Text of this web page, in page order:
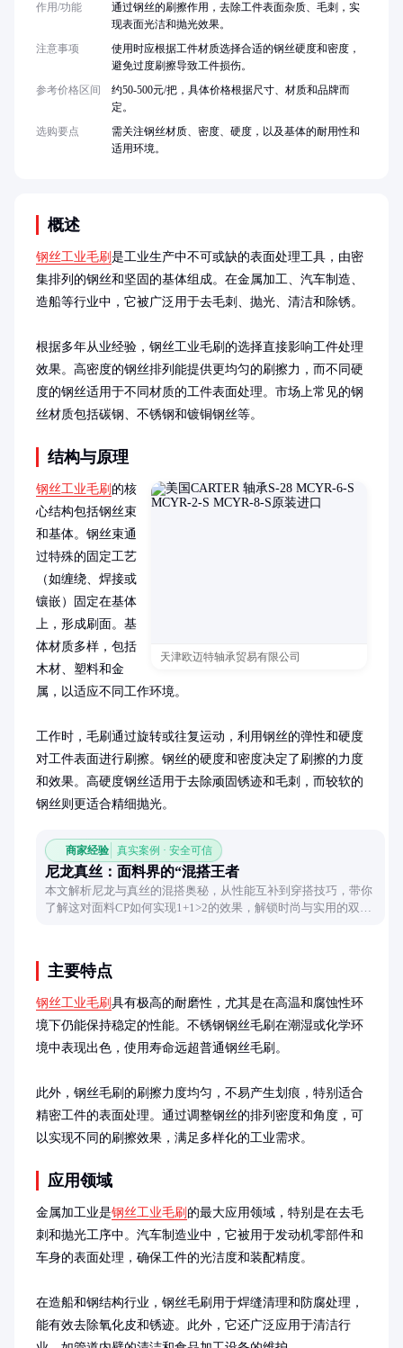
概述
钢丝工业毛刷 是工业生产中不可或缺的表面处理工具，由密
集排列的钢丝和坚固的基体组成。在金属加工、汽车制造、
造船等行业中，它被广泛用于去毛刺、抛光、清洁和除锈。
根据多年从业经验，钢丝工业毛刷的选择直接影响工件处理
效果。高密度的钢丝排列能提供更均匀的刷擦力，而不同硬
度的钢丝适用于不同材质的工件表面处理。市场上常见的钢
丝材质包括碳钢、不锈钢和镀铜钢丝等。
结构与原理
天津欧迈特轴承贸易有限公司
钢丝工业毛刷 的核
心结构包括钢丝束
和基体。钢丝束通
过特殊的固定工艺
（如缠绕、焊接或
镶嵌）固定在基体
上，形成刷面。基
体材质多样，包括
木材、塑料和金
属，以适应不同工作环境。
工作时，毛刷通过旋转或往复运动，利用钢丝的弹性和硬度
对工件表面进行刷擦。钢丝的硬度和密度决定了刷擦的力度
和效果。高硬度钢丝适用于去除顽固锈迹和毛刺，而较软的
钢丝则更适合精细抛光。
商家经验 真实案例 · 安全可信
尼龙真丝：面料界的“混搭王者
本文解析尼龙与真丝的混搭奥秘，从性能互补到穿搭技巧，带你
了解这对面料CP如何实现1+1>2的效果，解锁时尚与实用的双重
主要特点
钢丝工业毛刷 具有极高的耐磨性，尤其是在高温和腐蚀性环
境下仍能保持稳定的性能。不锈钢钢丝毛刷在潮湿或化学环
境中表现出色，使用寿命远超普通钢丝毛刷。
此外，钢丝毛刷的刷擦力度均匀，不易产生划痕，特别适合
精密工件的表面处理。通过调整钢丝的排列密度和角度，可
以实现不同的刷擦效果，满足多样化的工业需求。
应用领域
金属加工业是钢丝工业毛刷 的最大应用领域，特别是在去毛
刺和抛光工序中。汽车制造业中，它被用于发动机零部件和
车身的表面处理，确保工件的光洁度和装配精度。
在造船和钢结构行业，钢丝毛刷用于焊缝清理和防腐处理，
能有效去除氧化皮和锈迹。此外，它还广泛应用于清洁行
作用/功能
通过钢丝的刷擦作用，去除工件表面杂质、毛刺，实
现表面光洁和抛光效果。
注意事项
使用时应根据工件材质选择合适的钢丝硬度和密度，
避免过度刷擦导致工件损伤。
参考价格区间
约50-500元/把，具体价格根据尺寸、材质和品牌而
定。
选购要点
需关注钢丝材质、密度、硬度，以及基体的耐用性和
适用环境。